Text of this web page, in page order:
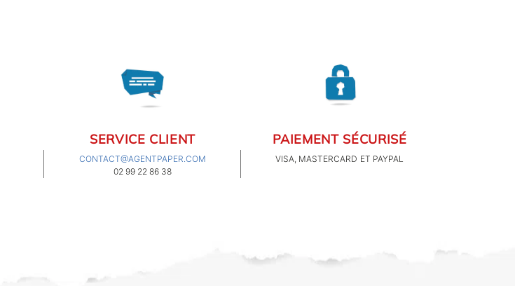
SERVICE CLIENT
CONTACT@AGENTPAPER.COM
02 99 22 86 38
PAIEMENT SÉCURISÉ
VISA, MASTERCARD ET PAYPAL